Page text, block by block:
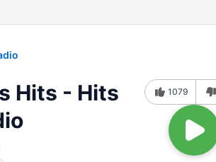
Hits - Hits
1079